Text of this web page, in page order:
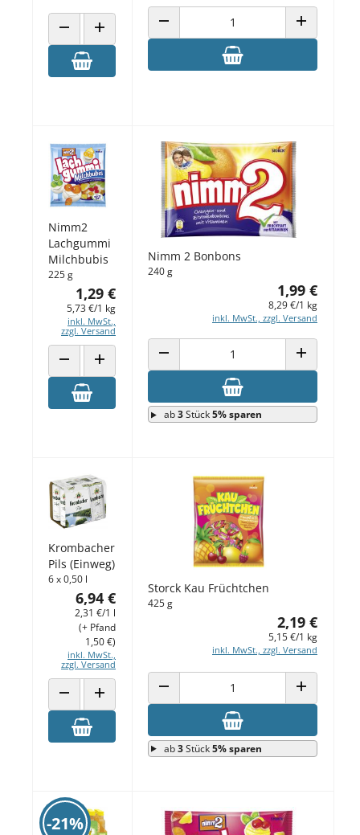
ANZAHL VERRINGERN
ANZAHL ERHÖHEN
ANZAHL VERRINGERN ANZAHL
Nimm2
Lachgummi
Milchbubis
225 g
1,29 €
5,73 €/1 kg
inkl. MwSt.,
zzgl. Versand
ANZAHL VERRINGERN
ANZAHL ERHÖHEN
Nimm 2 Bonbons
240 g
1,99 €
8,29 €/1 kg
inkl. MwSt., zzgl. Versand
ANZAHL VERRINGERN ANZAHL
ab3Stück5% sparen
Krombacher
Pils (Einweg)
6 x 0,50 l
6,94 €
2,31 €/1 l
inkl. MwSt.,
zzgl. Versand
(+ Pfand
1,50 €)
ANZAHL VERRINGERN
ANZAHL ERHÖHEN
Storck Kau Früchtchen
425 g
2,19 €
5,15 €/1 kg
inkl. MwSt., zzgl. Versand
ANZAHL VERRINGERN ANZAHL
ab3Stück5% sparen
-21%